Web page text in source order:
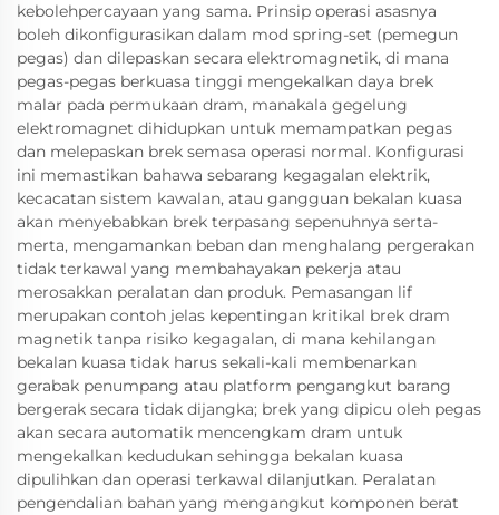
kebolehpercayaan yang sama. Prinsip operasi asasnya
boleh dikonfigurasikan dalam mod spring-set (pemegun
pegas) dan dilepaskan secara elektromagnetik, di mana
pegas-pegas berkuasa tinggi mengekalkan daya brek
malar pada permukaan dram, manakala gegelung
elektromagnet dihidupkan untuk memampatkan pegas
dan melepaskan brek semasa operasi normal. Konfigurasi
ini memastikan bahawa sebarang kegagalan elektrik,
kecacatan sistem kawalan, atau gangguan bekalan kuasa
akan menyebabkan brek terpasang sepenuhnya serta-
merta, mengamankan beban dan menghalang pergerakan
tidak terkawal yang membahayakan pekerja atau
merosakkan peralatan dan produk. Pemasangan lif
merupakan contoh jelas kepentingan kritikal brek dram
magnetik tanpa risiko kegagalan, di mana kehilangan
bekalan kuasa tidak harus sekali-kali membenarkan
gerabak penumpang atau platform pengangkut barang
bergerak secara tidak dijangka; brek yang dipicu oleh pegas
akan secara automatik mencengkam dram untuk
mengekalkan kedudukan sehingga bekalan kuasa
dipulihkan dan operasi terkawal dilanjutkan. Peralatan
pengendalian bahan yang mengangkut komponen berat